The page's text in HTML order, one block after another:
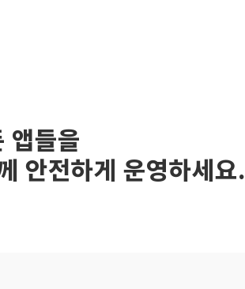
앱들을
전하게 운영하세요.